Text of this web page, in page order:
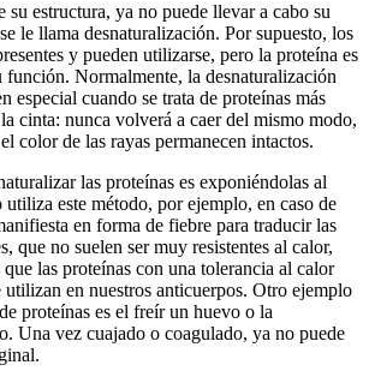
su estructura, ya no puede llevar a cabo su
le llama desnaturalización. Por supuesto, los
y pueden utilizarse, pero la proteína es
función. Normalmente, la desnaturalización
especial cuando se trata de proteínas más
cinta: nunca volverá a caer del mismo modo,
color de las rayas permanecen intactos.
las proteínas es exponiéndolas al
este método, por ejemplo, en caso de
en forma de fiebre para traducir las
que no suelen ser muy resistentes al calor,
las proteínas con una tolerancia al calor
utilizan en nuestros anticuerpos. Otro ejemplo
proteínas es el freír un huevo o la
Una vez cuajado o coagulado, ya no puede